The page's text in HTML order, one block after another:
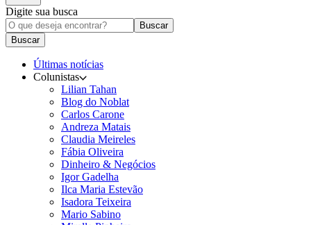
Digite sua busca
Buscar
Buscar
Últimas notícias
Colunistas
Lilian Tahan
Blog do Noblat
Carlos Carone
Andreza Matais
Claudia Meireles
Fábia Oliveira
Dinheiro & Negócios
Igor Gadelha
Ilca Maria Estevão
Isadora Teixeira
Mario Sabino